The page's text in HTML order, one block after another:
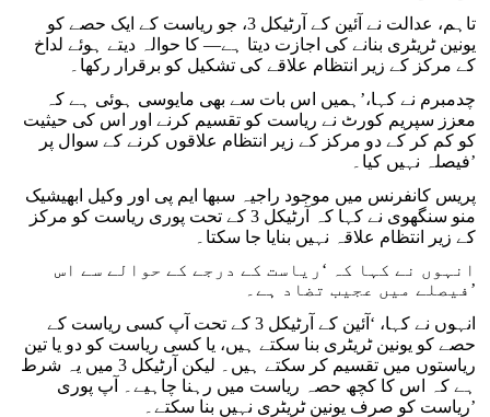
تاہم، عدالت نے آئین کے آرٹیکل 3، جو ریاست کے ایک حصے کو
یونین ٹریٹری بنانے کی اجازت دیتا ہے— کا حوالہ دیتے ہوئے لداخ
کے مرکز کے زیر انتظام علاقے کی تشکیل کو برقرار رکھا۔
چدمبرم نے کہا،’ہمیں اس بات سے بھی مایوسی ہوئی ہے کہ
معزز سپریم کورٹ نے ریاست کو تقسیم کرنے اور اس کی حیثیت
کو کم کر کے دو مرکز کے زیر انتظام علاقوں کرنے کے سوال پر
فیصلہ نہیں کیا۔’
پریس کانفرنس میں موجود راجیہ سبھا ایم پی اور وکیل ابھیشیک
منو سنگھوی نے کہا کہ آرٹیکل 3 کے تحت پوری ریاست کو مرکز
کے زیر انتظام علاقہ نہیں بنایا جا سکتا۔
انہوں نے کہا کہ ‘ریاست کے درجے کے حوالے سے اس
فیصلے میں عجیب تضاد ہے۔’
انہوں نے کہا، ‘آئین کے آرٹیکل 3 کے تحت آپ کسی ریاست کے
حصے کو یونین ٹریٹری بنا سکتے ہیں، یا کسی ریاست کو دو یا تین
ریاستوں میں تقسیم کر سکتے ہیں۔ لیکن آرٹیکل 3 میں یہ شرط
ہے کہ اس کا کچھ حصہ ریاست میں رہنا چاہیے۔ آپ پوری
ریاست کو صرف یونین ٹریٹری نہیں بنا سکتے۔’